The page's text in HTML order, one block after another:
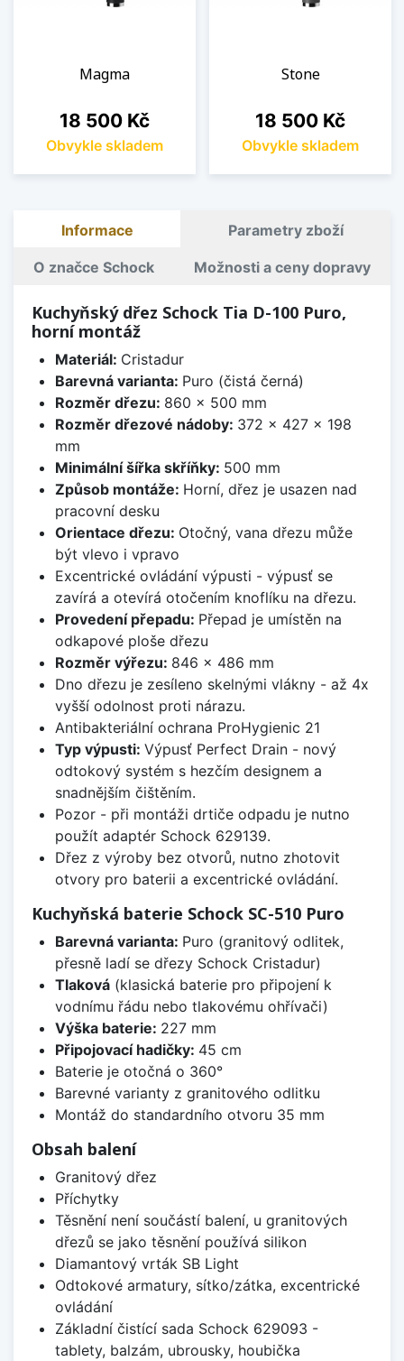
Magma
Cena
18 500 Kč
Obvykle skladem
Stone
Cena
18 500 Kč
Obvykle skladem
Informace Parametry zboží
O značce Schock Možnosti a ceny dopravy
Kuchyňský dřez Schock Tia D-100 Puro,
horní montáž
Materiál: Cristadur
Barevná varianta: Puro (čistá černá)
Rozměr dřezu: 860 x 500 mm
Rozměr dřezové nádoby: 372 x 427 x 198
mm
Minimální šířka skříňky: 500 mm
Způsob montáže: Horní, dřez je usazen nad
pracovní desku
Orientace dřezu: Otočný, vana dřezu může
být vlevo i vpravo
Excentrické ovládání výpusti - výpusť se
zavírá a otevírá otočením knoflíku na dřezu.
Provedení přepadu: Přepad je umístěn na
odkapové ploše dřezu
Rozměr výřezu: 846 x 486 mm
Dno dřezu je zesíleno skelnými vlákny - až 4x
vyšší odolnost proti nárazu.
Antibakteriální ochrana ProHygienic 21
Typ výpusti: Výpusť Perfect Drain - nový
odtokový systém s hezčím designem a
snadnějším čištěním.
Pozor - při montáži drtiče odpadu je nutno
použít adaptér Schock 629139.
Dřez z výroby bez otvorů, nutno zhotovit
otvory pro baterii a excentrické ovládání.
Kuchyňská baterie Schock SC-510 Puro
Barevná varianta: Puro (granitový odlitek,
přesně ladí se dřezy Schock Cristadur)
Tlaková(klasická baterie pro připojení k
vodnímu řádu nebo tlakovému ohřívači)
Výška baterie: 227 mm
Připojovací hadičky: 45 cm
Baterie je otočná o 360°
Barevné varianty z granitového odlitku
Montáž do standardního otvoru 35 mm
Obsah balení
Granitový dřez
Příchytky
Těsnění není součástí balení, u granitových
dřezů se jako těsnění používá silikon
Diamantový vrták SB Light
Odtokové armatury, sítko/zátka, excentrické
ovládání
Základní čistící sada Schock 629093 -
tablety, balzám, ubrousky, houbička